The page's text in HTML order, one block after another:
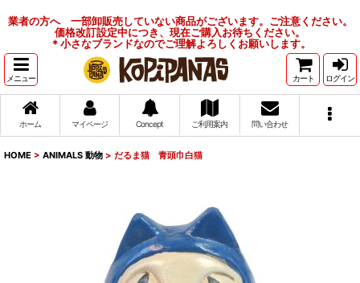
業者の方へ 一部卸販売していない商品がございます。ご注意ください。
価格改訂設定中につき、現在ご購入お待ちください。
＊小さなブランドなのでご理解よろしくお願いします。
メニュー カート ログイン
ホーム マイページ Concept ご利用案内 問い合わせ
HOME > ANIMALS 動物 > だるま猫 青頭巾白猫